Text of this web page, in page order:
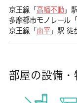
京王線「 高幡不動」
多摩都市モノレール「
京王線「 南平」駅 徒
部屋の設備・